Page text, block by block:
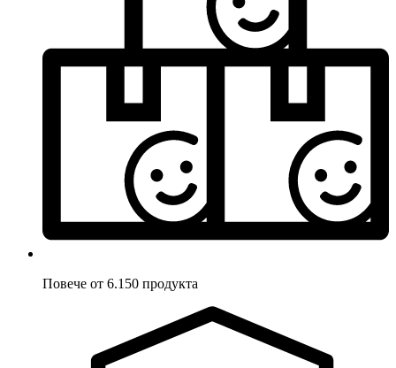
Повече от 6.150 продукта